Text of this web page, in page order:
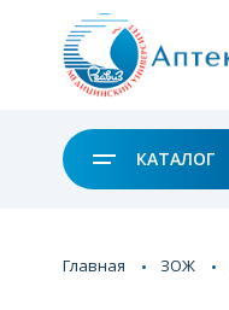
КАТАЛОГ
Главная ЗОЖ